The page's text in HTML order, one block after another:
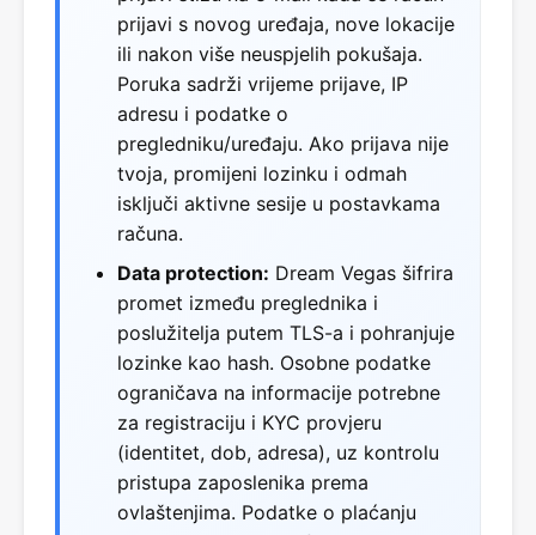
prijavi s novog uređaja, nove lokacije
ili nakon više neuspjelih pokušaja.
Poruka sadrži vrijeme prijave, IP
adresu i podatke o
pregledniku/uređaju. Ako prijava nije
tvoja, promijeni lozinku i odmah
isključi aktivne sesije u postavkama
računa.
Data protection: Dream Vegas šifrira
promet između preglednika i
poslužitelja putem TLS-a i pohranjuje
lozinke kao hash. Osobne podatke
ograničava na informacije potrebne
za registraciju i KYC provjeru
(identitet, dob, adresa), uz kontrolu
pristupa zaposlenika prema
ovlaštenjima. Podatke o plaćanju